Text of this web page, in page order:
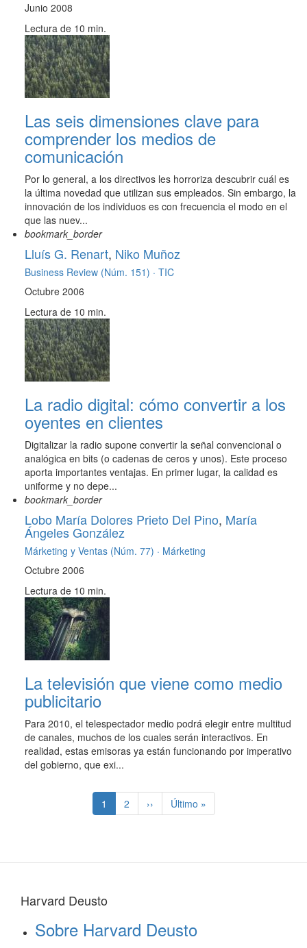
Junio 2008
Lectura de 10 min.
Las seis dimensiones clave para
comprender los medios de
comunicación
Por lo general, a los directivos les horroriza descubrir cuál es
la última novedad que utilizan sus empleados. Sin embargo, la
innovación de los individuos es con frecuencia el modo en el
que las nuev...
bookmark_border
Lluís G. Renart, Niko Muñoz
Business Review (Núm. 151) · TIC
Octubre 2006
Lectura de 10 min.
La radio digital: cómo convertir a los
oyentes en clientes
Digitalizar la radio supone convertir la señal convencional o
analógica en bits (o cadenas de ceros y unos). Este proceso
aporta importantes ventajas. En primer lugar, la calidad es
uniforme y no depe...
bookmark_border
Lobo María Dolores Prieto Del Pino, María
Ángeles González
Márketing y Ventas (Núm. 77) · Márketing
Octubre 2006
Lectura de 10 min.
La televisión que viene como medio
publicitario
Para 2010, el telespectador medio podrá elegir entre multitud
de canales, muchos de los cuales serán interactivos. En
realidad, estas emisoras ya están funcionando por imperativo
del gobierno, que exi...
Página
actual
1 Page
2
Siguiente
página
››
Última
página
Último »
Harvard Deusto
Sobre Harvard Deusto